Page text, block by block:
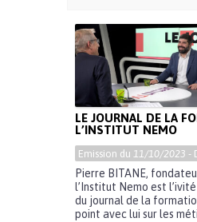
LE JOURNAL DE LA
L’INSTITUT NEMO
Emission du 11/10/2023 -
Pierre BITANE,
l’Institut Nemo est
du journal de la
point avec lui sur les